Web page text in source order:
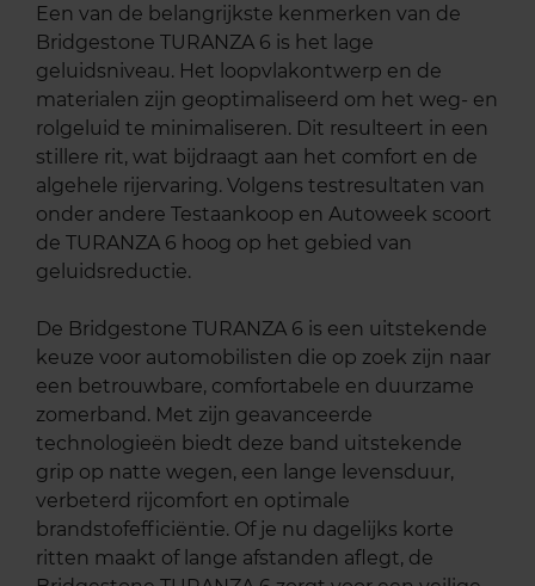
Een van de belangrijkste kenmerken van de
Bridgestone TURANZA 6 is het lage
geluidsniveau. Het loopvlakontwerp en de
materialen zijn geoptimaliseerd om het weg- en
rolgeluid te minimaliseren. Dit resulteert in een
stillere rit, wat bijdraagt aan het comfort en de
algehele rijervaring. Volgens testresultaten van
onder andere Testaankoop en Autoweek scoort
de TURANZA 6 hoog op het gebied van
geluidsreductie.
De Bridgestone TURANZA 6 is een uitstekende
keuze voor automobilisten die op zoek zijn naar
een betrouwbare, comfortabele en duurzame
zomerband. Met zijn geavanceerde
technologieën biedt deze band uitstekende
grip op natte wegen, een lange levensduur,
verbeterd rijcomfort en optimale
brandstofefficiëntie. Of je nu dagelijks korte
ritten maakt of lange afstanden aflegt, de